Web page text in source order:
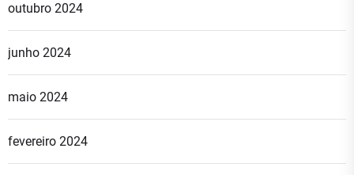
outubro 2024
junho 2024
maio 2024
fevereiro 2024